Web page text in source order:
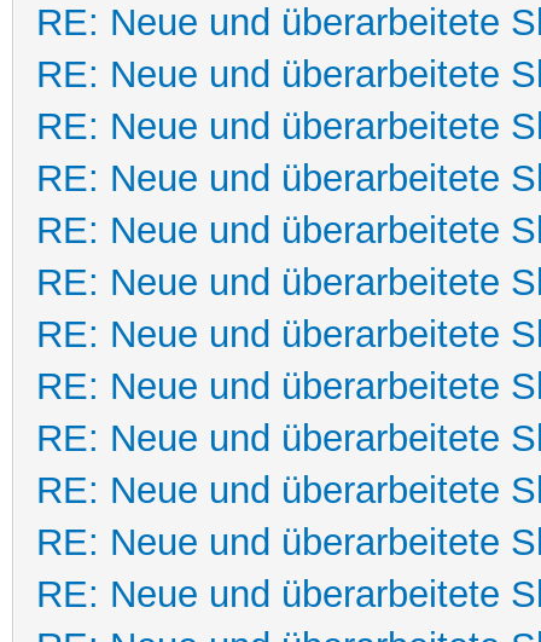
RE: Neue und überarbeitete
RE: Neue und überarbeitete
RE: Neue und überarbeitete
RE: Neue und überarbeitete
RE: Neue und überarbeitete
RE: Neue und überarbeitete
RE: Neue und überarbeitete
RE: Neue und überarbeitete
RE: Neue und überarbeitete
RE: Neue und überarbeitete
RE: Neue und überarbeitete
RE: Neue und überarbeitete